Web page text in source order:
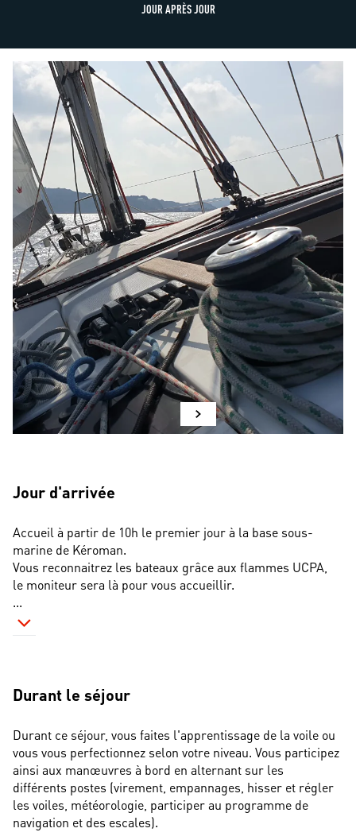
JOUR APRÈS JOUR
Jour d'arrivée
Accueil à partir de 10h le premier jour à la base sous-
marine de Kéroman.
Vous reconnaitrez les bateaux grâce aux flammes UCPA,
le moniteur sera là pour vous accueillir.
...
Durant le séjour
Durant ce séjour, vous faites l'apprentissage de la voile ou
vous vous perfectionnez selon votre niveau. Vous participez
ainsi aux manœuvres à bord en alternant sur les
différents postes (virement, empannages, hisser et régler
les voiles, météorologie, participer au programme de
navigation et des escales).